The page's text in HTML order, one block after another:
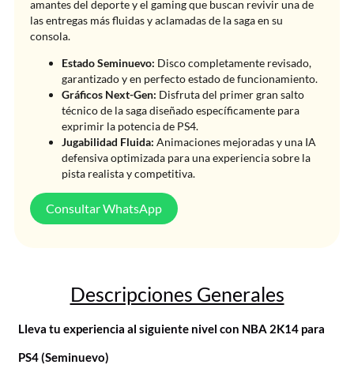
amantes del deporte y el gaming que buscan revivir una de
las entregas más fluidas y aclamadas de la saga en su
consola.
Estado Seminuevo: Disco completamente revisado,
garantizado y en perfecto estado de funcionamiento.
Gráficos Next-Gen: Disfruta del primer gran salto
técnico de la saga diseñado específicamente para
exprimir la potencia de PS4.
Jugabilidad Fluida: Animaciones mejoradas y una IA
defensiva optimizada para una experiencia sobre la
pista realista y competitiva.
Consultar WhatsApp
Descripciones Generales
Lleva tu experiencia al siguiente nivel con NBA 2K14 para
PS4 (Seminuevo)